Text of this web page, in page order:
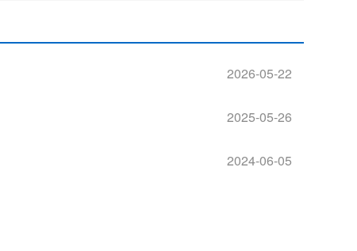
2026-05-22
2025-05-26
2024-06-05